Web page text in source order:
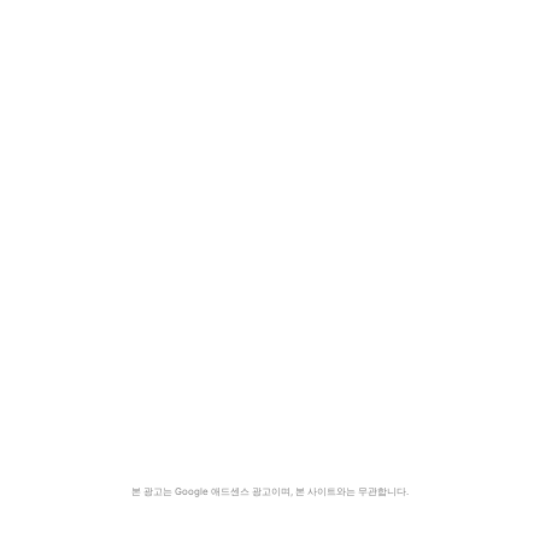
본 광고는 Google 애드센스 광고이며, 본 사이트와는 무관합니다.